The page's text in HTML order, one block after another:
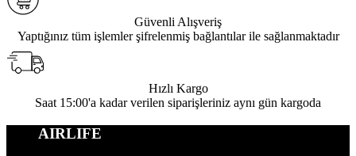
Güvenli Alışveriş
Yaptığınız tüm işlemler şifrelenmiş bağlantılar ile sağlanmaktadır
Hızlı Kargo
Saat 15:00'a kadar verilen siparişleriniz aynı gün kargoda
AIRLIFE